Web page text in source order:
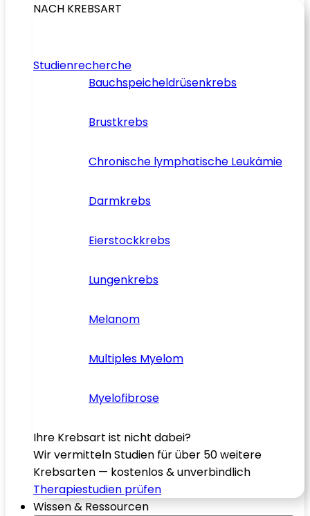
NACH KREBSART
Studienrecherche
Bauchspeicheldrüsenkrebs
Brustkrebs
Chronische lymphatische Leukämie
Darmkrebs
Eierstockkrebs
Lungenkrebs
Melanom
Multiples Myelom
Myelofibrose
Ihre Krebsart ist nicht dabei?
Wir vermitteln Studien für über 50 weitere
Krebsarten — kostenlos & unverbindlich
Therapiestudien prüfen
Wissen & Ressourcen